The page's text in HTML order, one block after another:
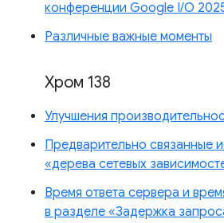
конференции Google I/O
Различные важные моменты
Хром 138
Улучшения
Предварительно связанные
«дерева сетевых
Время ответа сервера и
в разделе «Задержка